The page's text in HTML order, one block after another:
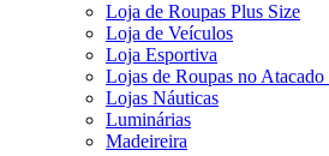
Loja de Roupas Plus Size
Loja de Veículos
Loja Esportiva
Lojas de Roupas no Atacado
Lojas Náuticas
Luminárias
Madeireira